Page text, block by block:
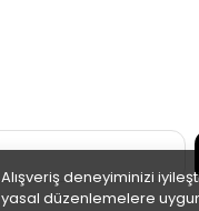
Alışveriş deneyiminizi
yasal düzenlemelere